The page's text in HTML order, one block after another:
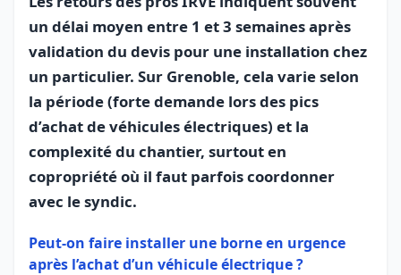
un délai moyen entre 1 et 3 semaines après
validation du devis pour une installation chez
un particulier. Sur Grenoble, cela varie selon
la période (forte demande lors des pics
d’achat de véhicules électriques) et la
complexité du chantier, surtout en
copropriété où il faut parfois coordonner
avec le syndic.
Peut-on faire installer une borne en urgence
après l’achat d’un véhicule électrique ?